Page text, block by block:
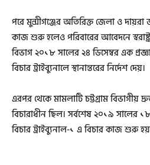
পরে মুন্সীগঞ্জের অতিরিক্ত জেলা ও
কাজ শুরু হলেও পরিবারের আবেদনে
বিভাগ ২০১৮ সালের ২৪ ডিসেম্বর এক
বিচার ট্রাইব্যুনালে স্থানান্তরের নির্দেশ দেয়।
এরপর থেকে মামলাটি চট্টগ্রাম বিভাগীয়
বিচারাধীন ছিল। সর্বশেষ ২০১৯ সালের
বিচার ট্রাইব্যুনাল-১ এ বিচার কাজ শুরু